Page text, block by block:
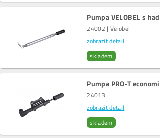
Pumpa VELOBEL s
24002 | Velobel
zobrazit detail
skladem
Pumpa PRO-T
24013
zobrazit detail
skladem